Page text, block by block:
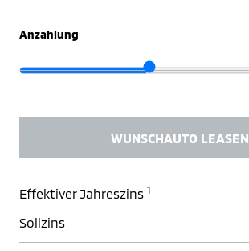
Anzahlung
WUNSCHAUTO LEASEN
Effektiver Jahreszins 1
Sollzins